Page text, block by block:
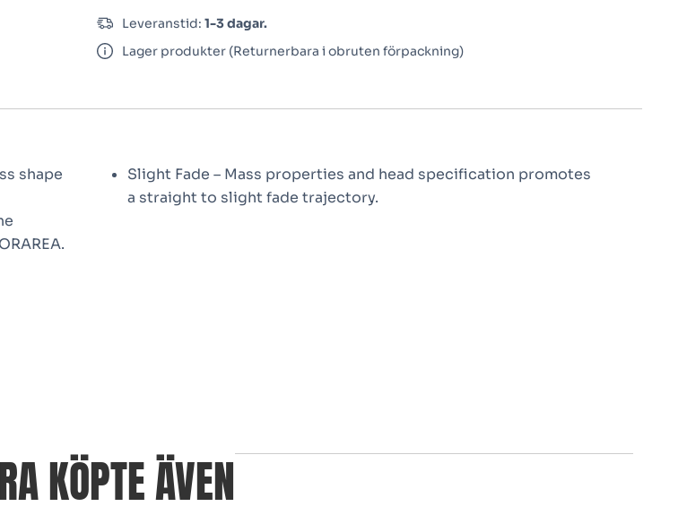
Leveranstid: 1-3 dagar.
Lager produkter (Returnerbara i obruten förpackning)
shape
Slight Fade – Mass properties and head specification promotes
a straight to slight fade trajectory.
KÖPTE ÄVEN